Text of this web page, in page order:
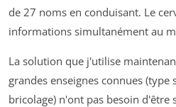
de 27 noms en conduisant. Le
informations simultanément au
La solution que j'utilise
grandes enseignes connues
bricolage) n'ont pas besoin